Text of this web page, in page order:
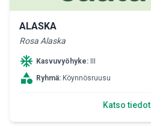
ALASKA
Rosa Alaska
ac_unit Kasvuvyöhyke:
category Ryhmä: Köynnösruusu
Katso tiedot